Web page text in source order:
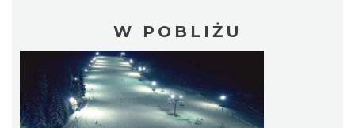
W POBLIŻU